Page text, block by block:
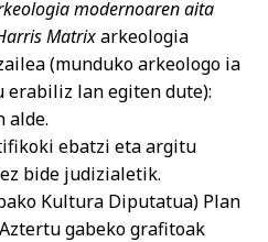
modernoaren aita
Matrixarkeologia
(munduko arkeologo ia
erabiliz lan egiten dute):
alde.
ebatzi eta argitu
bide judizialetik.
Kultura Diputatua) Plan
gabeko grafitoak